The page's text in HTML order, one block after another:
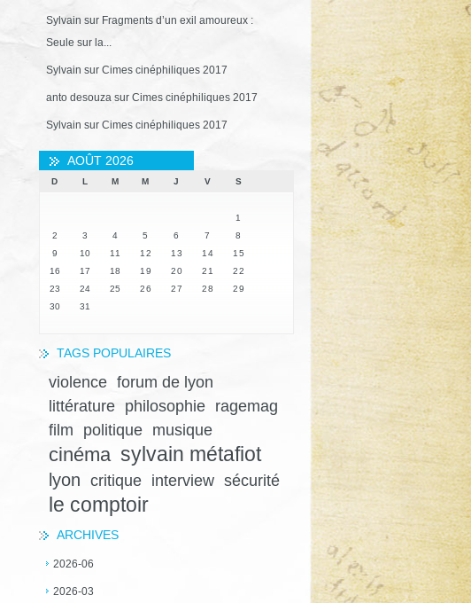
Sylvain sur Fragments d’un exil amoureux :
Seule sur la...
Sylvain sur Cimes cinéphiliques 2017
anto desouzasur Cimes cinéphiliques 2017
Sylvain sur Cimes cinéphiliques 2017
AOÛT 2026
D L M M J V S
1
2
3 4 5 6 7
8
9
10 11 12 13 14
15
16
17 18 19 20 21
22
23
24 25 26 27 28
29
30
31
TAGS POPULAIRES
violence forum de lyon
littérature
philosophie
ragemag
film
politique musique
cinéma sylvain métafiot
lyon critique interview sécurité
le comptoir
ARCHIVES
2026-06
2026-03